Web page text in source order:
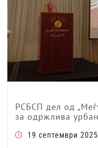
РСБСП дел од
за одржлива
19 септември 2025